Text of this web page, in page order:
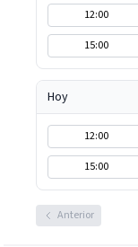
12:00
15:00
Hoy
12:00
15:00
Anterior